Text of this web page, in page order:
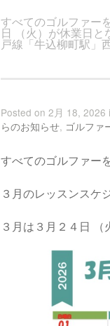
すべてのゴルファー
日 （火）が休業日
戸線「牛込柳町駅」
Posted on 2月 18, 2026
らのお知らせ, ゴルファ
すべてのゴルファー
３月のレッスンスケ
３月は３月２４日